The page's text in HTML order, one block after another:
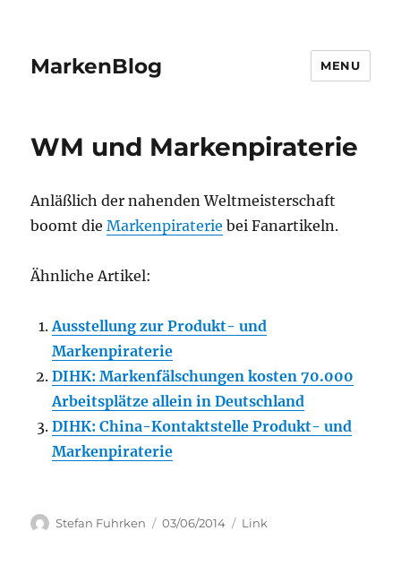
MarkenBlog MENU
WM und Markenpiraterie
Anläßlich der nahenden Weltmeisterschaft
boomt dieMarkenpiraterie bei Fanartikeln.
Ähnliche Artikel:
Ausstellung zur Produkt- und
Markenpiraterie
DIHK: Markenfälschungen kosten 70.000
Arbeitsplätze allein in Deutschland
DIHK: China-Kontaktstelle Produkt- und
Markenpiraterie
Author
Stefan Fuhrken
Posted
03/06/2014 Categories
Link